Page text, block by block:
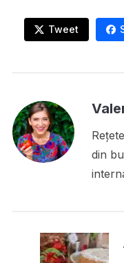
Tweet
din